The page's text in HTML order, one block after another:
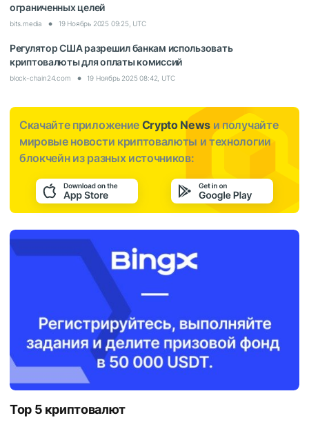
ограниченных целей
bits.media 19 Ноябрь 2025 09:25, UTC
Регулятор США разрешил банкам использовать
криптовалюты для оплаты комиссий
block-chain24.com 19 Ноябрь 2025 08:42, UTC
Скачайте приложение Crypto News и получайте
мировые новости криптовалюты и технологии
блокчейн из разных источников:
Top 5 криптовалют